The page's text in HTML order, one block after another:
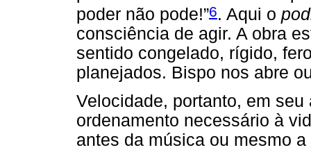
poder não pode!”6. Aqui o
consciência de agir. A obra
sentido congelado, rígido,
planejados. Bispo nos abre
Velocidade, portanto, em
ordenamento necessário à
antes da música ou mesmo